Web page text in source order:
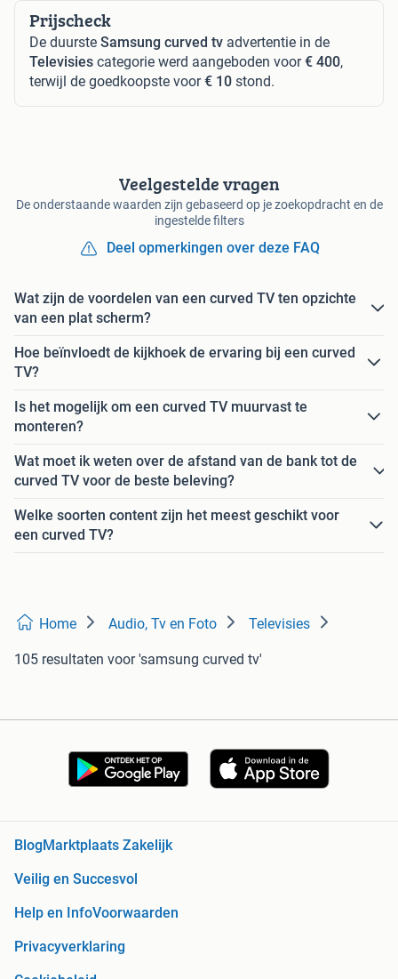
Prijscheck
De duurste Samsung curved tv advertentie in de
Televisies categorie werd aangeboden voor€ 400,
terwijl de goedkoopste voor€ 10 stond.
Veelgestelde vragen
De onderstaande waarden zijn gebaseerd op je zoekopdracht en de
ingestelde filters
Deel opmerkingen over deze FAQ
Wat zijn de voordelen van een curved TV ten opzichte
van een plat scherm?
Hoe beïnvloedt de kijkhoek de ervaring bij een curved
TV?
Is het mogelijk om een curved TV muurvast te
monteren?
Wat moet ik weten over de afstand van de bank tot de
curved TV voor de beste beleving?
Welke soorten content zijn het meest geschikt voor
een curved TV?
Home Audio, Tv en Foto Televisies
105 resultaten voor 'samsung curved tv'
Blog Marktplaats Zakelijk
Veilig en Succesvol
Help en InfoVoorwaarden
Privacyverklaring